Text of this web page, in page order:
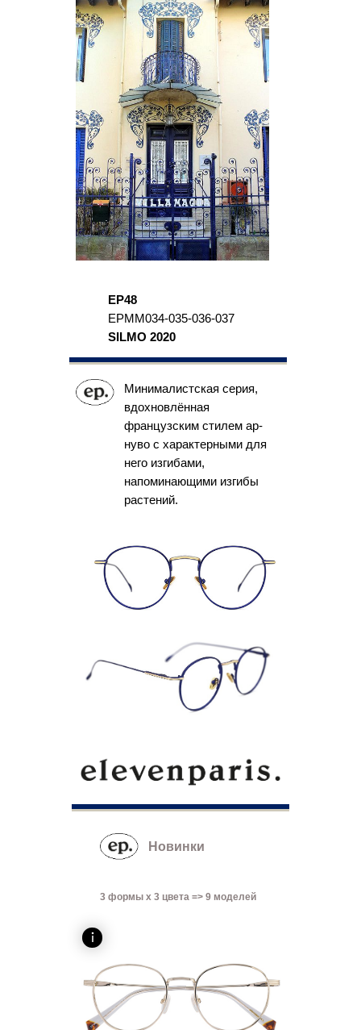
EP48
EPMM034-035-036-037
SILMO 2020
Минималистская серия,
вдохновлённая
французским стилем ар-
нуво с характерными для
него изгибами,
напоминающими изгибы
растений.
EPMM033
51  19 145
Новинки
3 формы x 3 цвета => 9 моделей
Ширина рамки: 132
Ширина рамки: 134